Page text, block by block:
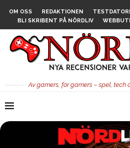
OM OSS REDAKTIONEN
BLI SKRIBENT PÅ NÖRDLIV
Av gamers, för gamers – spel, tech